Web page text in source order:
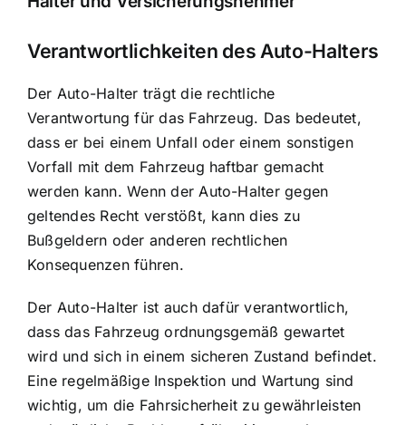
Verantwortlichkeiten des Auto-Halters
Der Auto-Halter trägt die rechtliche
Verantwortung für das Fahrzeug. Das bedeutet,
dass er bei einem Unfall oder einem sonstigen
Vorfall mit dem Fahrzeug haftbar gemacht
werden kann. Wenn der Auto-Halter gegen
geltendes Recht verstößt, kann dies zu
Bußgeldern oder anderen rechtlichen
Konsequenzen führen.
Der Auto-Halter ist auch dafür verantwortlich,
dass das Fahrzeug ordnungsgemäß gewartet
wird und sich in einem sicheren Zustand befindet.
Eine regelmäßige Inspektion und Wartung sind
wichtig, um die Fahrsicherheit zu gewährleisten